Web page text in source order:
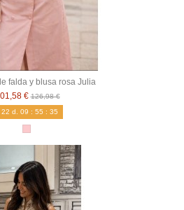
falda y blusa rosa Julia
€126,98 €
22 d. 09 : 55 : 34